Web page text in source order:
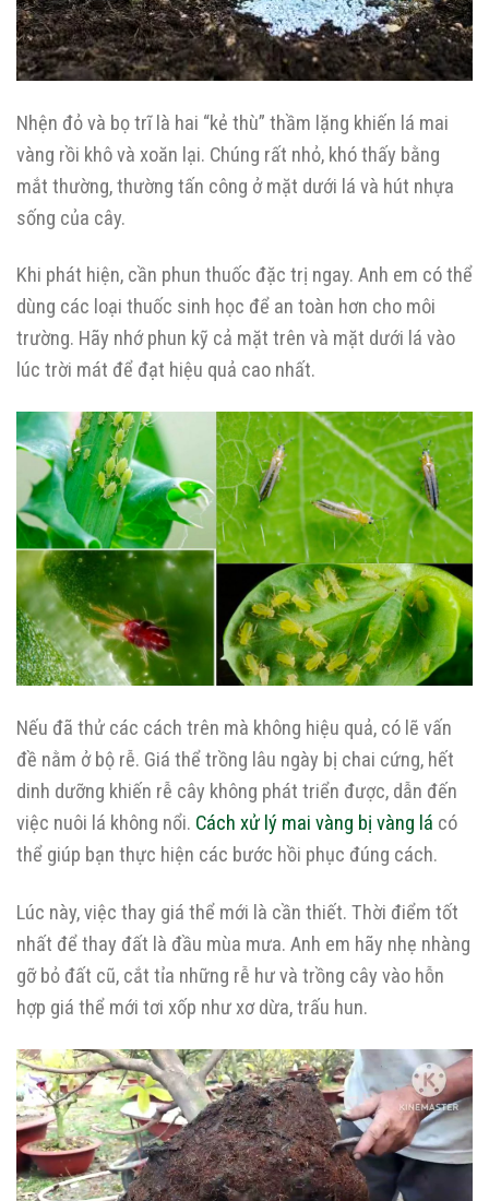
Nhện đỏ và bọ trĩ là hai “kẻ thù” thầm lặng khiến lá mai
vàng rồi khô và xoăn lại. Chúng rất nhỏ, khó thấy bằng
mắt thường, thường tấn công ở mặt dưới lá và hút nhựa
sống của cây.
Khi phát hiện, cần phun thuốc đặc trị ngay. Anh em có thể
dùng các loại thuốc sinh học để an toàn hơn cho môi
trường. Hãy nhớ phun kỹ cả mặt trên và mặt dưới lá vào
lúc trời mát để đạt hiệu quả cao nhất.
Nếu đã thử các cách trên mà không hiệu quả, có lẽ vấn
đề nằm ở bộ rễ. Giá thể trồng lâu ngày bị chai cứng, hết
dinh dưỡng khiến rễ cây không phát triển được, dẫn đến
việc nuôi lá không nổi. Cách xử lý mai vàng bị vàng lá có
thể giúp bạn thực hiện các bước hồi phục đúng cách.
Lúc này, việc thay giá thể mới là cần thiết. Thời điểm tốt
nhất để thay đất là đầu mùa mưa. Anh em hãy nhẹ nhàng
gỡ bỏ đất cũ, cắt tỉa những rễ hư và trồng cây vào hỗn
hợp giá thể mới tơi xốp như xơ dừa, trấu hun.